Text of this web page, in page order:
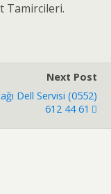
Tamircileri.
Next Post
Dell Servisi (0552)
612 44 61